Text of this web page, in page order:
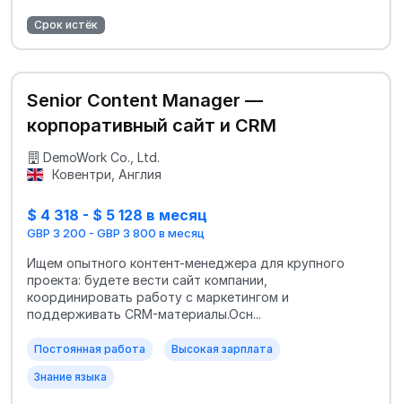
Срок истёк
Senior Content Manager —
корпоративный сайт и CRM
DemoWork Co., Ltd.
Ковентри, Англия
$ 4 318 - $ 5 128 в месяц
GBP 3 200 - GBP 3 800 в месяц
Ищем опытного контент-менеджера для крупного
проекта: будете вести сайт компании,
координировать работу с маркетингом и
поддерживать CRM-материалы.Осн...
Постоянная работа Высокая зарплата
Знание языка